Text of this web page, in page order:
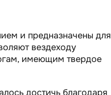
и предназначены для
вездеходу
имеющим твердое
достичь благодаря